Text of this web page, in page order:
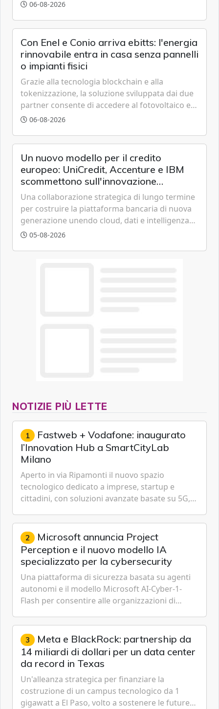
06-08-2026
Con Enel e Conio arriva ebitts: l'energia
rinnovabile entra in casa senza pannelli
o impianti fisici
Grazie alla tecnologia blockchain e alla
tokenizzazione, la soluzione sviluppata dai due
partner consente di accedere al fotovoltaico e
all'eolico ottenendo risparmi diretti in bolletta,
06-08-2026
Un nuovo modello per il credito
europeo: UniCredit, Accenture e IBM
scommettono sull'innovazione
tecnologica
Una collaborazione strategica di lungo termine
per costruire la piattaforma bancaria di nuova
generazione unendo cloud, dati e intelligenza
artificiale.
05-08-2026
NOTIZIE PIÙ LETTE
1 Fastweb + Vodafone: inaugurato
l’Innovation Hub a SmartCityLab
Milano
Aperto in via Ripamonti il nuovo spazio
tecnologico dedicato a imprese, startup e
cittadini, con soluzioni avanzate basate su 5G,
Cybersecurity.
2 Microsoft annuncia Project
Perception e il nuovo modello IA
specializzato per la cybersecurity
Una piattaforma di sicurezza basata su agenti
autonomi e il modello Microsoft AI-Cyber-1-
Flash per consentire alle organizzazioni di
gestione continua del rischio.
3 Meta e BlackRock: partnership da
14 miliardi di dollari per un data center
da record in Texas
Un'alleanza strategica per finanziare la
costruzione di un campus tecnologico da 1
gigawatt a El Paso, volto a sostenere le future